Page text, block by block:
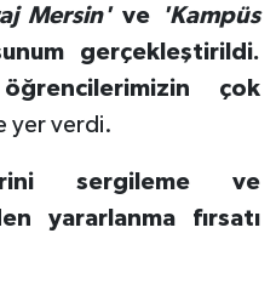
Mersin've
'Kampüs
gerçekleştirildi.
çok
yer verdi.
sergileme ve
yararlanma fırsatı